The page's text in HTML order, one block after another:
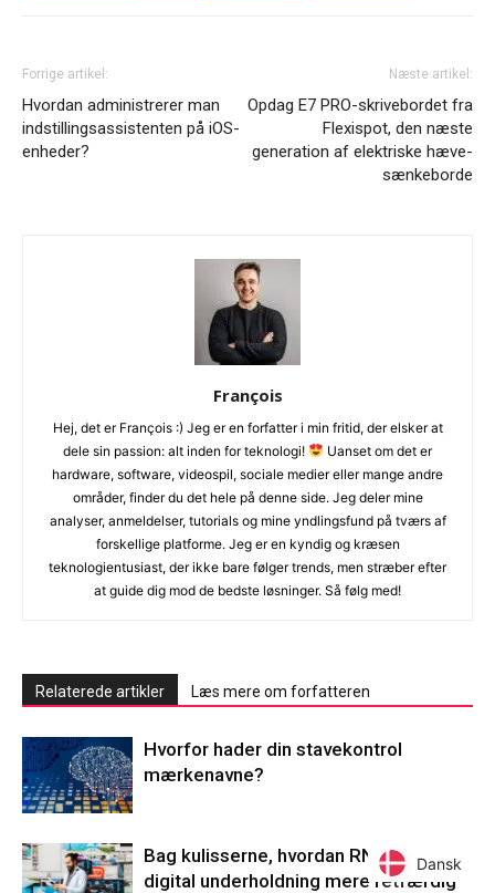
Forrige artikel:
Hvordan administrerer man
indstillingsassistenten på iOS-
enheder?
Næste artikel:
Opdag E7 PRO-skrivebordet fra
Flexispot, den næste
generation af elektriske hæve-
sænkeborde
François
Hej, det er François :) Jeg er en forfatter i min fritid, der elsker at
dele sin passion: alt inden for teknologi!
Uanset om det er
hardware, software, videospil, sociale medier eller mange andre
områder, finder du det hele på denne side. Jeg deler mine
analyser, anmeldelser, tutorials og mine yndlingsfund på tværs af
forskellige platforme. Jeg er en kyndig og kræsen
teknologientusiast, der ikke bare følger trends, men stræber efter
at guide dig mod de bedste løsninger. Så følg med!
Relaterede artikler Læs mere om forfatteren
Hvorfor hader din stavekontrol
mærkenavne?
Bag kulisserne, hvordan RNG gør
digital underholdning mere retfærdig
Dansk
Dansk